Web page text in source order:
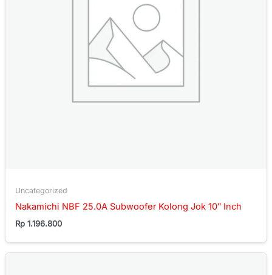
Uncategorized
Nakamichi NBF 25.0A Subwoofer Kolong Jok 10″ Inch
Rp 1.196.800